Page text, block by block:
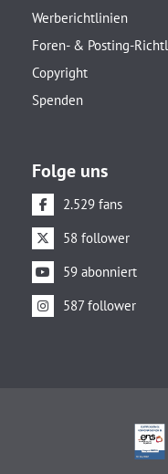
Werberichtlinien
Foren- & Posting-
Copyright
Spenden
Folge uns
2.529 fans
58 follower
59 abonniert
587 follower